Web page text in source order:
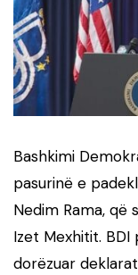
Bashkimi
pasurinë e
Nedim Rama,
Izet Mexhitit.
dorëzuar